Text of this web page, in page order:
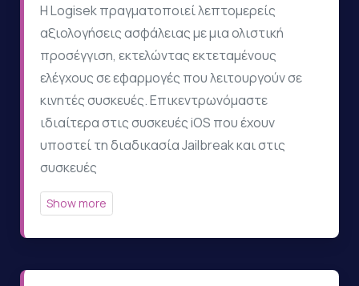
Η Logisek πραγματοποιεί λεπτομερείς
αξιολογήσεις ασφάλειας με μια ολιστική
προσέγγιση, εκτελώντας εκτεταμένους
ελέγχους σε εφαρμογές που λειτουργούν σε
κινητές συσκευές. Επικεντρωνόμαστε
ιδιαίτερα στις συσκευές iOS που έχουν
υποστεί τη διαδικασία Jailbreak και στις
συσκευές